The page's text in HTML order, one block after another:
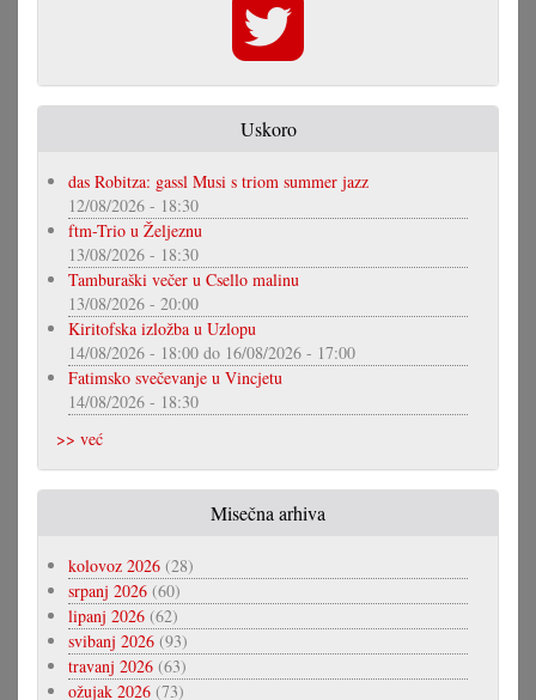
Uskoro
das Robitza: gassl Musi s triom summer jazz
12/08/2026 - 18:30
ftm-Trio u Željeznu
13/08/2026 - 18:30
Tamburaški večer u Csello malinu
13/08/2026 - 20:00
Kiritofska izložba u Uzlopu
14/08/2026 - 18:00 do 16/08/2026 - 17:00
Fatimsko svečevanje u Vincjetu
14/08/2026 - 18:30
>> već
Misečna arhiva
kolovoz 2026 (28)
srpanj 2026 (60)
lipanj 2026 (62)
svibanj 2026 (93)
travanj 2026 (63)
ožujak 2026 (73)